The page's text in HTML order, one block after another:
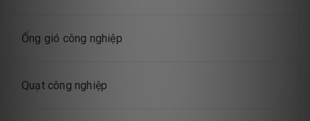
Ống gió công nghiệp
Quạt công nghiệp